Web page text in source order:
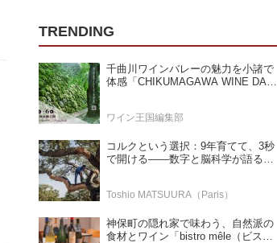
TRENDING
千曲川ワインバレーの魅力を小諸で
体感「CHIKUMAGAWA WINE DAYS
ワイン王国編集部
コルクという選択：9年育てて、3秒
で開ける——数字と脳科学が語る栓
Toshio MATSUURA（Paris）
神保町の隠れ家で味わう、自然派の
食材とワイン「bistro mêle（ビスト